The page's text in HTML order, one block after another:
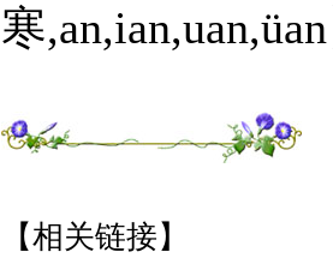
寒
【相关链接】